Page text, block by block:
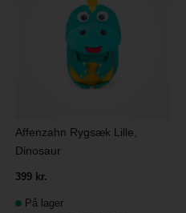
Affenzahn Rygsæk Lille,
Dinosaur
399 kr.
På lager